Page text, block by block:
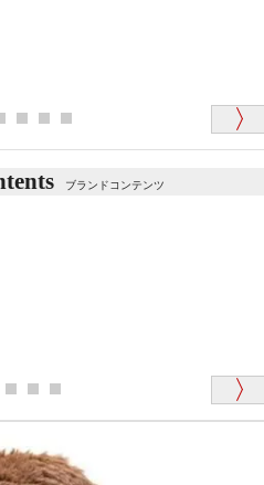
すると「グーグー」と鳴く
ひ探してみてください。
しておりますので、ぜひ
寧であったことです」
たお店でしたので」
ブランドコンテンツ